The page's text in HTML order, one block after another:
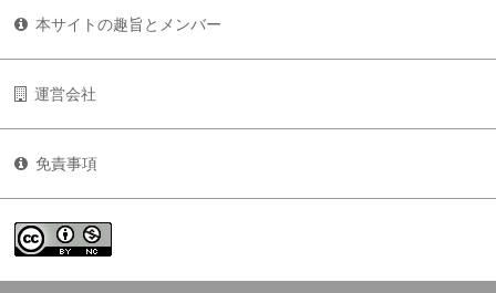
本サイトの趣旨とメンバー
運営会社
免責事項